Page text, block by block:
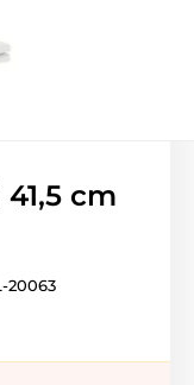
cm
20063